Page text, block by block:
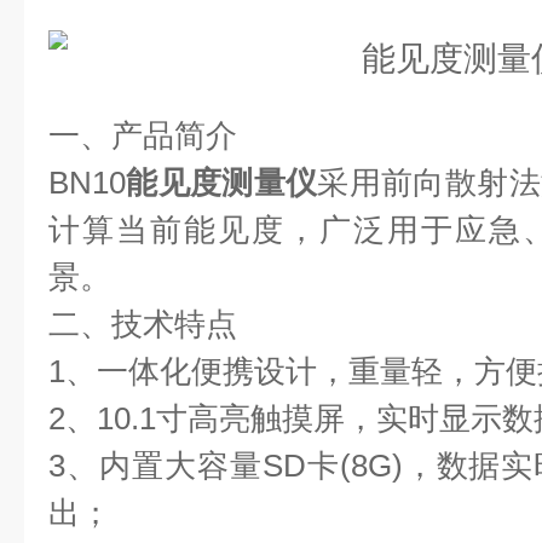
一、产品简介
BN10能见度测量仪采用前向散射
计算当前能见度，广泛用于应急
景。
二、技术特点
1、一体化便携设计，重量轻，方
2、10.1寸高亮触摸屏，实时显示
3、内置大容量SD卡(8G)，数据
出；